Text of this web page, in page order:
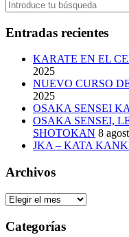
Entradas recientes
KARATE EN EL
2025
NUEVO CURSO
2025
OSAKA SENSEI
OSAKA SENSEI,
SHOTOKAN 8
JKA – KATA
Archivos
Archivos
Categorías